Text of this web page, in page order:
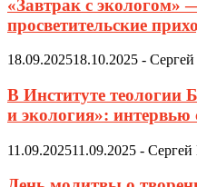
«Завтрак с экологом»
просветительские
18.09.202518.10.2025 -
В Институте теологии
и экология»:
11.09.202511.09.2025 -